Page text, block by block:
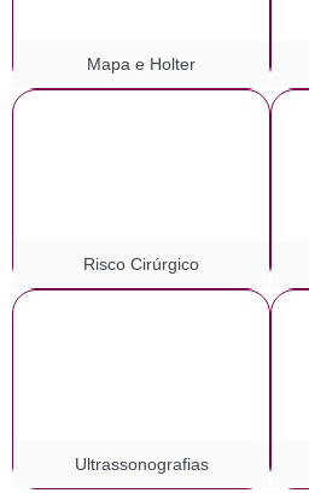
Mapa e Holter
Risco Cirúrgico
Ultrassonografias